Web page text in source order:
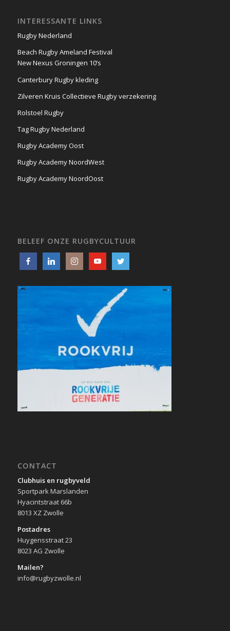
INTERESSANTE LINKS
Rugby Nederland
Beach Rugby Ameland Festival
New Nexus Groningen 10’s
Canterbury Rugby kleding
Zilveren Kruis Collectieve Rugby verzekering
Rolstoel Rugby
Tag Rugby Nederland
Rugby Academy Oost
Rugby Academy NoordWest
Rugby Academy NoordOost
BELEEF ONZE RUGBYCULTUUR
CONTACT
Clubhuis en rugbyveld
Sportpark Marslanden
Hyacintstraat 66b
8013 XZ Zwolle
Postadres
Huygensstraat 23
8023 AG Zwolle
Mailen?
info@rugbyzwolle.nl